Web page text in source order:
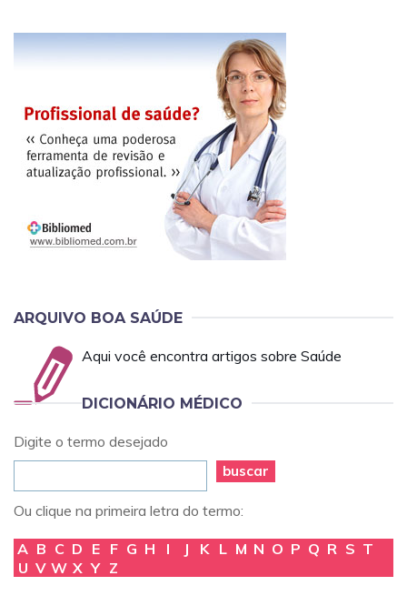
ARQUIVO BOA SAÚDE
Aqui você encontra artigos sobre Saúde
DICIONÁRIO MÉDICO
Digite o termo desejado
buscar
Ou clique na primeira letra do termo:
A B C D E F G H I J K L M N O P Q R S T
U V W X Y Z